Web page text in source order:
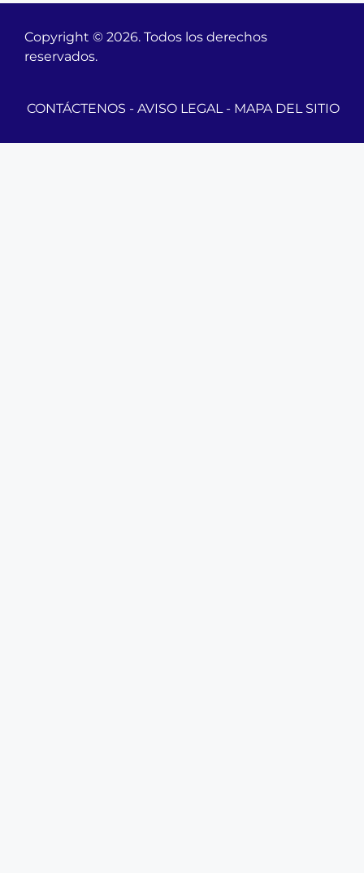
Copyright © 2026. Todos los derechos
reservados.
CONTÁCTENOS - AVISO LEGAL- MAPA DEL SITIO